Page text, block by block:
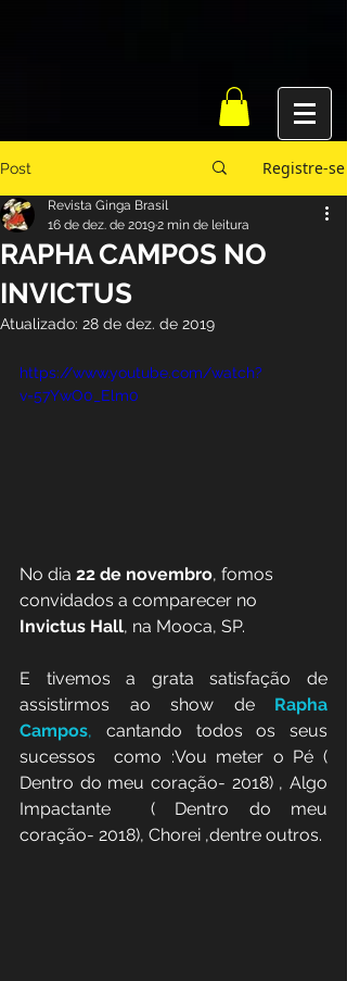
Post Registre-se
RAPHA CAMPOS NO
INVICTUS
Revista Ginga Brasil
16 de dez. de 20192 min de leitura
Atualizado: 28 de dez. de 2019
https://www.youtube.com/watch?
v=57YwO0_Elm0
No dia 22 de novembro, fomos
convidados a comparecer no
Invictus Hall, na Mooca, SP.
E tivemos a grata satisfação de
assistirmos ao show de
Rapha
Campos, cantando todos os seus
sucessos  como :Vou meter o Pé (
Dentro do meu coração- 2018) , Algo
Impactante  ( Dentro do meu
coração- 2018), Chorei ,dentre outros.